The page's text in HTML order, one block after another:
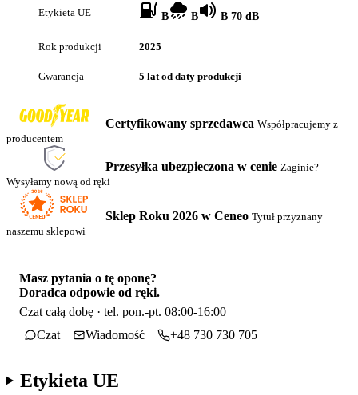
Etykieta UE B B B 70 dB
Rok produkcji 2025
Gwarancja 5 lat od daty produkcji
Certyfikowany sprzedawca Współpracujemy z
producentem
Przesyłka ubezpieczona w cenie Zaginie?
Wysyłamy nową od ręki
Sklep Roku 2026 w Ceneo Tytuł przyznany
naszemu sklepowi
Masz pytania o tę oponę?
Doradca odpowie od ręki.
Czat całą dobę · tel. pon.-pt. 08:00-16:00
Czat
Wiadomość +48 730 730 705
Etykieta UE